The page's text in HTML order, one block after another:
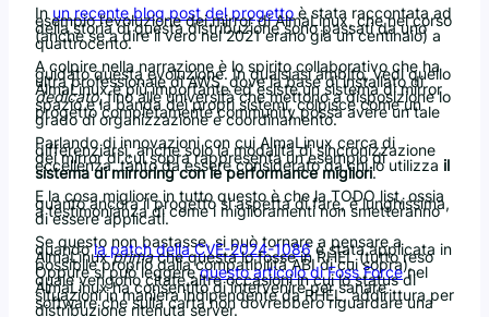
In un recente blog post del progetto è stata raccontata ad
esempio l’evoluzione dei mirror di AlmaLinux, che nel corso
della storia di questa distribuzione sono passati da uno
(anche se a dire il vero nel 2021 erano già un centinaio) a
quattrocento.
A colpire nella narrazione è lo spirito collaborativo che ha
guidato questa evoluzione. In qualsiasi ambito, vedi quello
ultra professionale di AWS, dove la base di installato di
AlmaLinux è più importante ed esiste un sistema di mirror
dedicato, fino alle università che mettono a disposizione lo
spazio e la banda dei propri sistemi, colpisce come un
progetto completamente community possa avere un tale
grado di organizzazione e coordinamento.
Parlando di innovazioni con cui AlmaLinux cerca di
differenziarsi, anche solo la modalità di sincronizzazione
dei mirror di cui sopra rappresenta un esempio di
eccellenza, tanto da essere considerato da chi lo utilizza il
sistema di mirroring con le performance migliori.
E la cosa migliore in tutto questo è che la TODO list, ossia
quanto ancora il progetto si aspetta di fare, è lunghissima,
a testimonianza di come i miglioramenti non smetteranno
di essere applicati.
Se questo non bastasse, si può tornare a pensare a
quandola patch della CVE-2024-1086è stata applicata in
AlmaLinuxprimache questa lo fosse in RHEL (tutto reso
possibile proprio dalla compatibilità ABI di cui sopra).
Oppure si può leggerequesto articolo di Foss Forcenel
quale vengono citate altre occasioni in cui lo status di
AlmaLinux ha consentito di intervenire per sanare
situazioni in maniera indipendente da RHEL, addirittura per
software che sulla carta non dovrebbero riguardare una
distribuzione ritenuta server.